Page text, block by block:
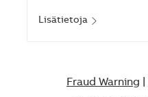
Lisätietoja
Fraud Warning